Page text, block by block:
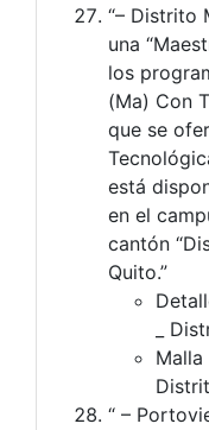
“– Distrito
una
los
(Ma) Con
que se
está
en el
cantón
Quito.”
_
Malla
“ –